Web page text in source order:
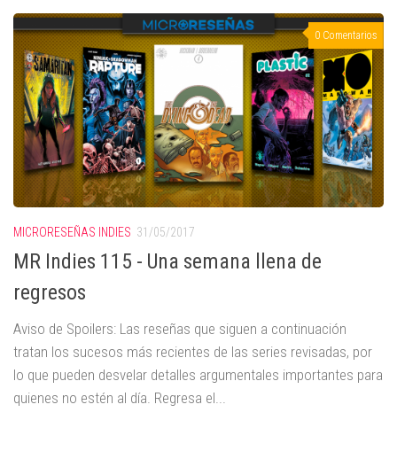
0 Comentarios
MICRORESEÑAS INDIES 31/05/2017
MR Indies 115 - Una semana llena de
regresos
Aviso de Spoilers: Las reseñas que siguen a continuación
tratan los sucesos más recientes de las series revisadas, por
lo que pueden desvelar detalles argumentales importantes para
quienes no estén al día. Regresa el...